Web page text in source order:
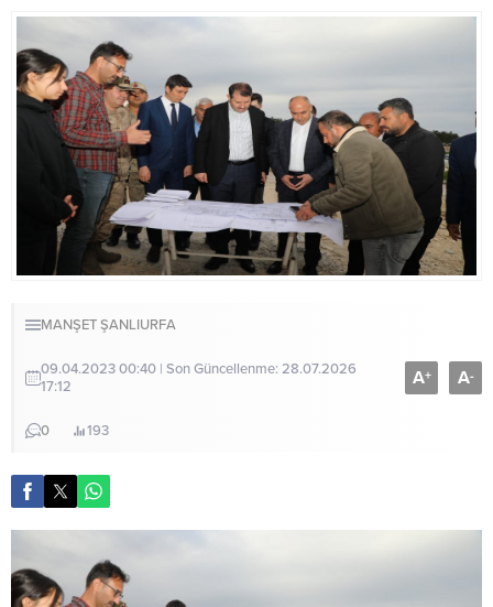
MANŞETŞANLIURFA
09.04.2023 00:40 | Son Güncellenme: 28.07.2026
17:12
0 193
A+ A-